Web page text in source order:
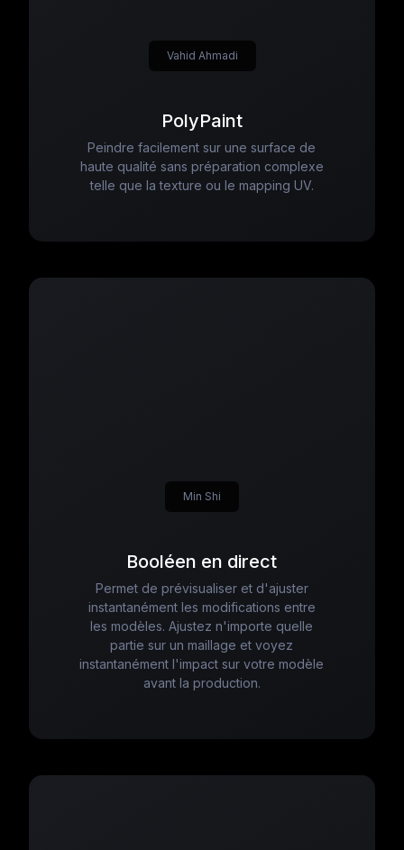
PolyPaint
Peindre facilement sur une surface de
haute qualité sans préparation complexe
telle que la texture ou le mapping UV.
Vahid Ahmadi
Booléen en direct
Permet de prévisualiser et d'ajuster
instantanément les modifications entre
les modèles. Ajustez n'importe quelle
partie sur un maillage et voyez
instantanément l'impact sur votre modèle
avant la production.
Min Shi